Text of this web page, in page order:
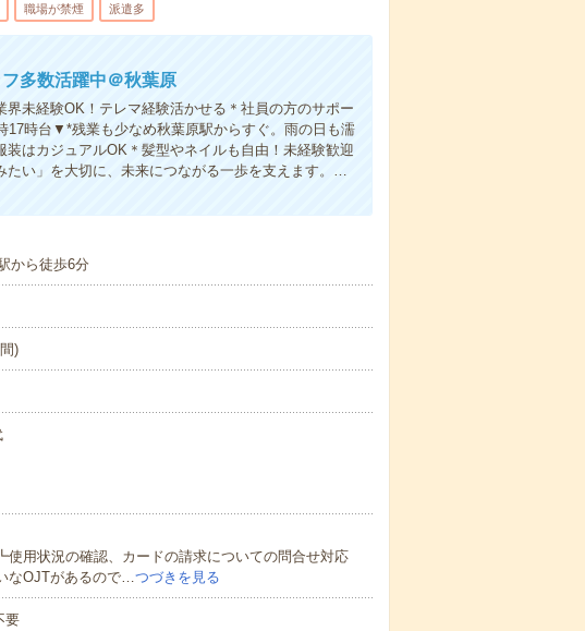
職場が禁煙 派遣多
多数活躍中＠秋葉原
未経験OK！テレマ経験活かせる＊社員の方のサポー
17時台▼*残業も少なめ秋葉原駅からすぐ。雨の日も濡
はカジュアルOK＊髪型やネイルも自由！未経験歓迎
い」を大切に、未来につながる一歩を支えます。…
から徒歩6分
)
用状況の確認、カードの請求についての問合せ対応
なOJTがあるので…つづきを見る
要